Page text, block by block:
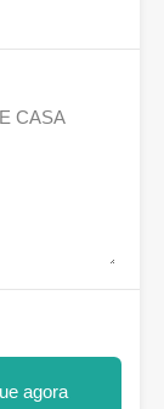
agora